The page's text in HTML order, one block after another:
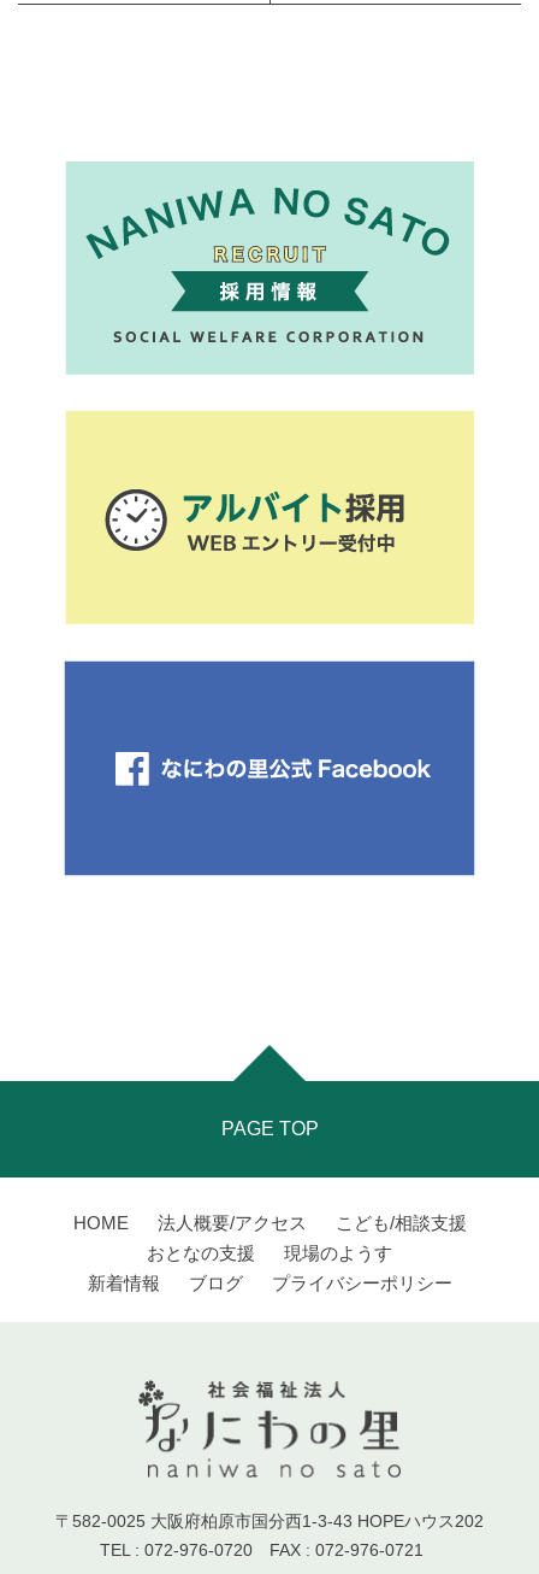
PAGE TOP
HOME 法人概要/アクセス
こども/相談支援
おとなの支援
現場のようす
新着情報
ブログ プライバシーポリシー
〒582-0025 大阪府柏原市国分西1-3-43 HOPEハウス202
TEL : 072-976-0720 FAX : 072-976-0721